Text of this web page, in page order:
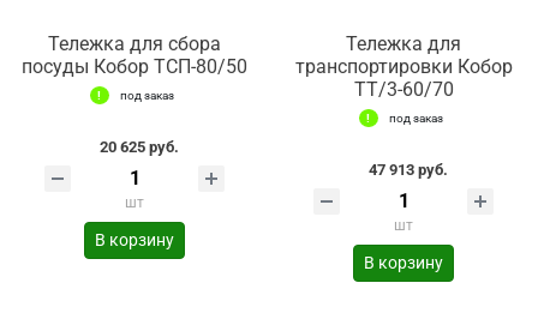
Тележка для сбора
посуды Кобор ТСП-80/50
под заказ
20 625 руб.
шт
В корзину
Тележка для
транспортировки Кобор
ТТ/3-60/70
под заказ
47 913 руб.
шт
В корзину